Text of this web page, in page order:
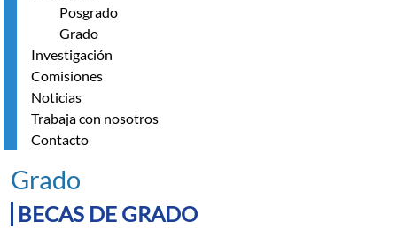
Posgrado
Grado
Investigación
Comisiones
Noticias
Trabaja con nosotros
Contacto
Grado
BECAS DE GRADO